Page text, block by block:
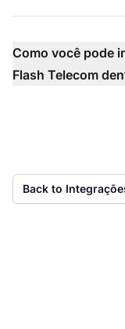
Como você pode
Flash Telecom
Back to